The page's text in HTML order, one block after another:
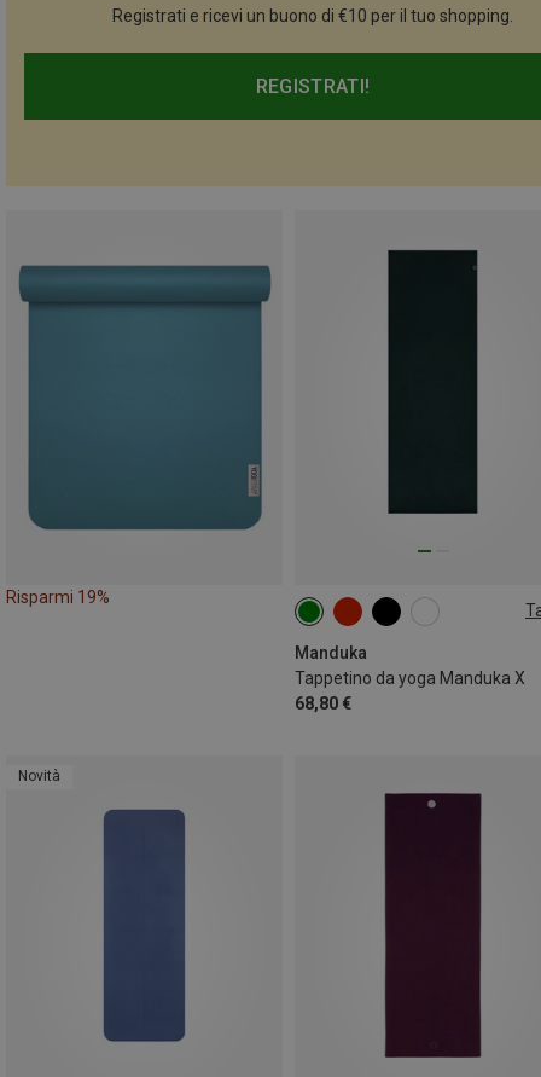
Registrati e ricevi un buono di €10 per il tuo shopping.
REGISTRATI!
Risparmi 19%
Manduka
Tappetino da yoga Manduka X
68,80 €
180CM
Novità